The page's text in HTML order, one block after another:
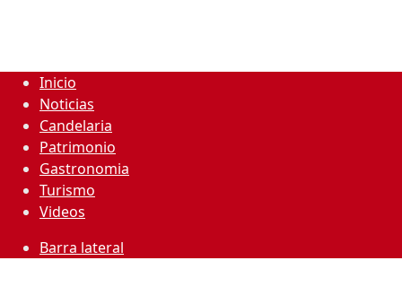
Inicio
Noticias
Candelaria
Patrimonio
Gastronomia
Turismo
Videos
Barra lateral